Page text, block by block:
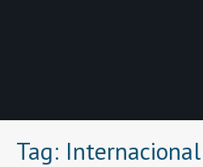
Tag: